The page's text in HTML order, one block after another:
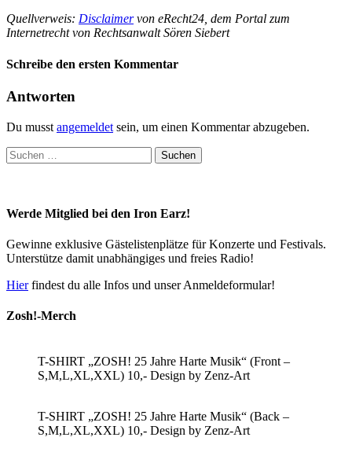
Quellverweis: Disclaimervon eRecht24, dem Portal zum
Internetrecht von Rechtsanwalt Sören Siebert
Schreibe den ersten Kommentar
Antworten
Du musst angemeldet sein, um einen Kommentar abzugeben.
Suchen
nach:
Werde Mitglied bei den Iron Earz!
Gewinne exklusive Gästelistenplätze für Konzerte und Festivals.
Unterstütze damit unabhängiges und freies Radio!
Hierfindest du alle Infos und unser Anmeldeformular!
Zosh!-Merch
T-SHIRT „ZOSH! 25 Jahre Harte Musik“ (Front –
S,M,L,XL,XXL) 10,- Design by Zenz-Art
T-SHIRT „ZOSH! 25 Jahre Harte Musik“ (Back –
S,M,L,XL,XXL) 10,- Design by Zenz-Art